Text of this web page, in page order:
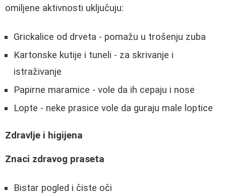
omiljene aktivnosti uključuju:
Grickalice od drveta - pomažu u trošenju zuba
Kartonske kutije i tuneli - za skrivanje i
istraživanje
Papirne maramice - vole da ih cepaju i nose
Lopte - neke prasice vole da guraju male loptice
Zdravlje i higijena
Znaci zdravog praseta
Bistar pogled i čiste oči